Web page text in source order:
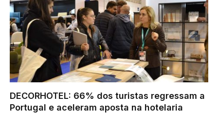
DECORHOTEL: 66% dos turistas regressam a
Portugal e aceleram aposta na hotelaria